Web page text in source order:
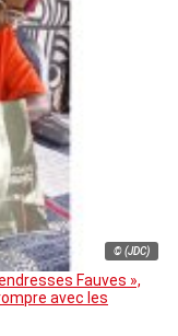
© (JDC)
Fauves »,
avec les